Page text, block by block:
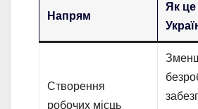
Напрям
Як
Створення
робочих місць